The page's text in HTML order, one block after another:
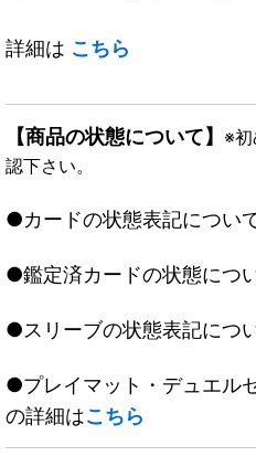
詳細は こちら
【商品の状態について】 ※初
認下さい。
●カードの状態表記につい
●鑑定済カードの状態につ
●スリーブの状態表記につ
●プレイマット・デュエル
の詳細はこちら